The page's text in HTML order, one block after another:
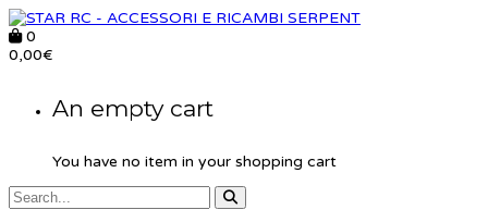
0
0,00€
An empty cart
You have no item in your shopping cart